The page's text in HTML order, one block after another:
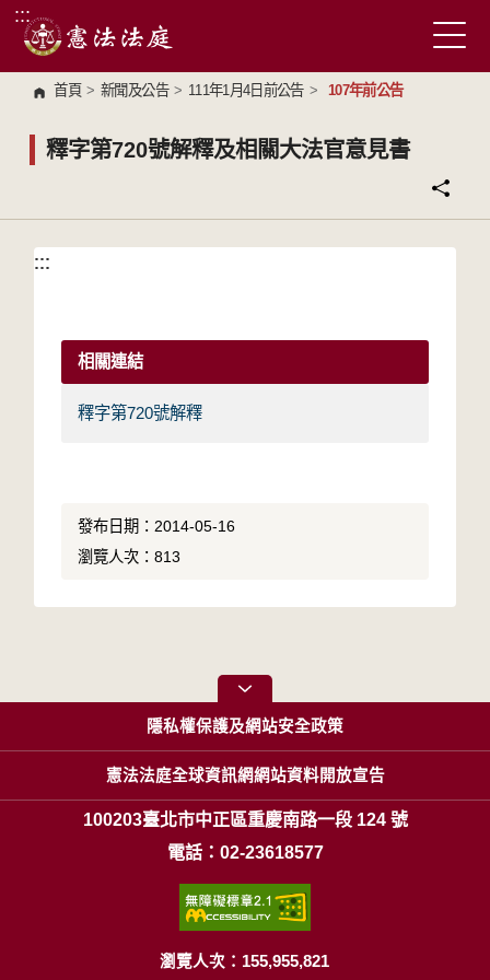
跳到主要內容區塊
:::
首頁 > 新聞及公告 > 111年1月4日前公告 > 107年前公告
釋字第720號解釋及相關大法官意見書
:::
:::
相關連結
釋字第720號解釋
發布日期：2014-05-16
瀏覽人次：813
隱私權保護及網站安全政策
憲法法庭全球資訊網網站資料開放宣告
100203臺北市中正區重慶南路一段 124 號
電話：02-23618577
瀏覽人次：155,955,821